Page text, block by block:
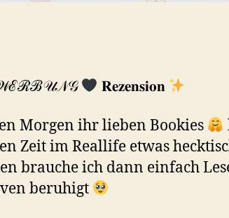
𝐑𝐞𝐳𝐞𝐧𝐬𝐢𝐨𝐧
Morgen ihr lieben Bookies
Zeit im Reallife etwas
brauche ich dann einfach
beruhigt